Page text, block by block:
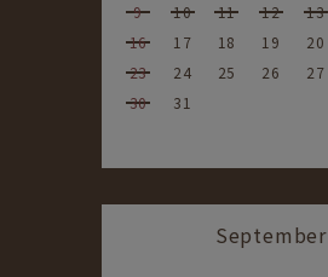
9
10 11 12 13
16
17 18 19 20
23
24 25 26 27
30
31
September